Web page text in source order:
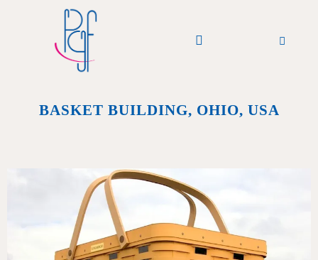
BASKET BUILDING, OHIO, USA